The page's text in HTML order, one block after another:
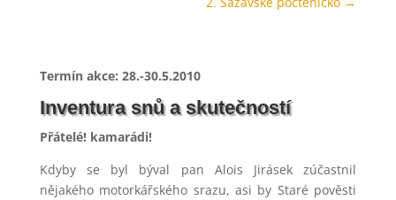
Termín akce: 28.-30.5.2010
Inventura snů a skutečností
Přátelé! kamarádi!
Kdyby se byl býval pan Alois Jirásek zúčastnil
nějakého motorkářského srazu, asi by Staré pověsti